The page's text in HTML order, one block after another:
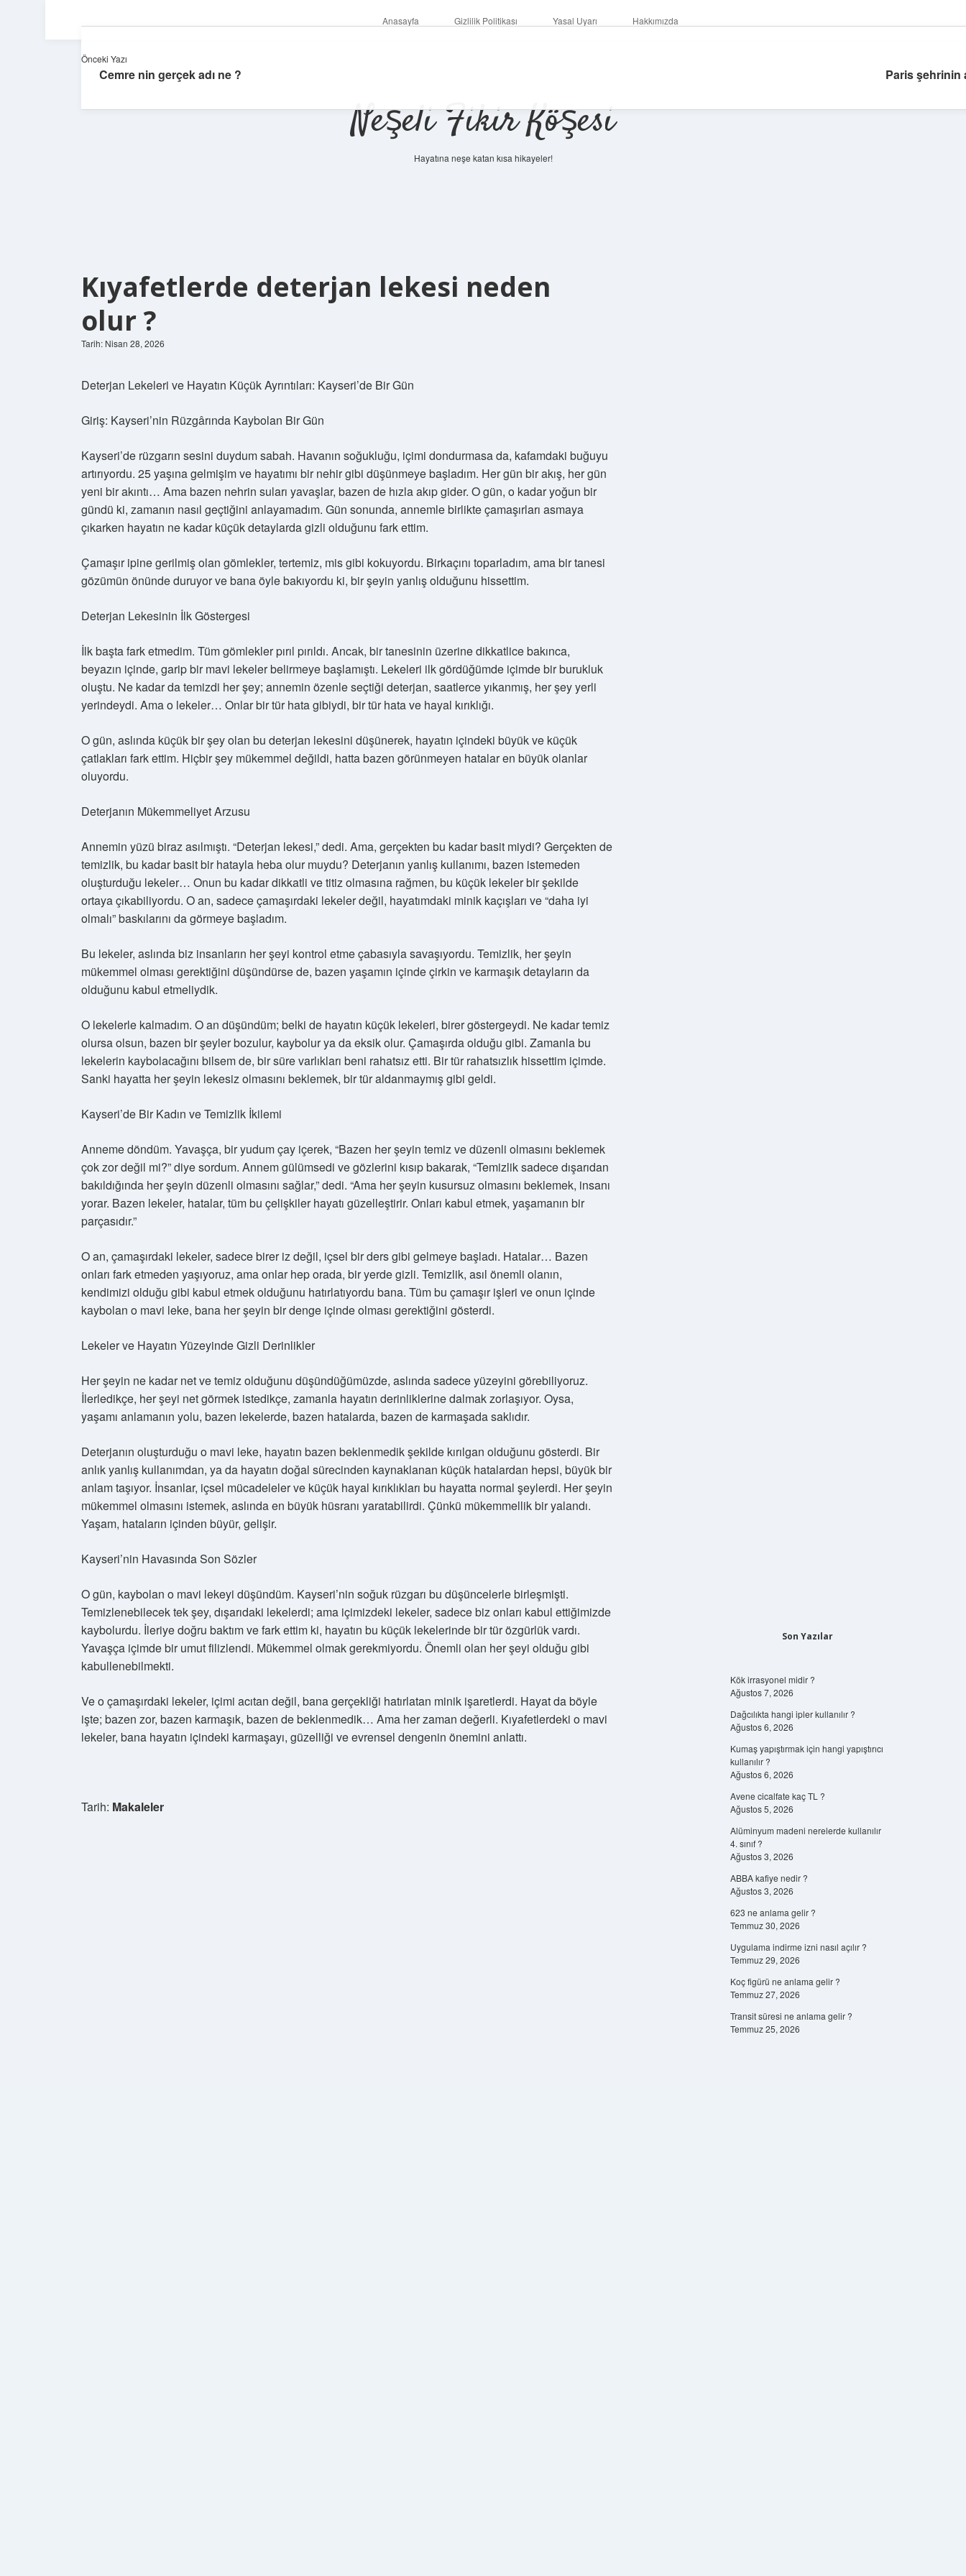
Anasayfa Gizlilik Politikası Yasal Uyarı Hakkımızda
Neşeli Fikir Köşesi
Hayatına neşe katan kısa hikayeler!
Kıyafetlerde deterjan lekesi neden
olur ?
Tarih: Nisan 28, 2026
Deterjan Lekeleri ve Hayatın Küçük Ayrıntıları: Kayseri’de Bir Gün
Giriş: Kayseri’nin Rüzgârında Kaybolan Bir Gün
Kayseri’de rüzgarın sesini duydum sabah. Havanın soğukluğu, içimi dondurmasa da, kafamdaki buğuyu
artırıyordu. 25 yaşına gelmişim ve hayatımı bir nehir gibi düşünmeye başladım. Her gün bir akış, her gün
yeni bir akıntı… Ama bazen nehrin suları yavaşlar, bazen de hızla akıp gider. O gün, o kadar yoğun bir
gündü ki, zamanın nasıl geçtiğini anlayamadım. Gün sonunda, annemle birlikte çamaşırları asmaya
çıkarken hayatın ne kadar küçük detaylarda gizli olduğunu fark ettim.
Çamaşır ipine gerilmiş olan gömlekler, tertemiz, mis gibi kokuyordu. Birkaçını toparladım, ama bir tanesi
gözümün önünde duruyor ve bana öyle bakıyordu ki, bir şeyin yanlış olduğunu hissettim.
Deterjan Lekesinin İlk Göstergesi
İlk başta fark etmedim. Tüm gömlekler pırıl pırıldı. Ancak, bir tanesinin üzerine dikkatlice bakınca,
beyazın içinde, garip bir mavi lekeler belirmeye başlamıştı. Lekeleri ilk gördüğümde içimde bir burukluk
oluştu. Ne kadar da temizdi her şey; annemin özenle seçtiği deterjan, saatlerce yıkanmış, her şey yerli
yerindeydi. Ama o lekeler… Onlar bir tür hata gibiydi, bir tür hata ve hayal kırıklığı.
O gün, aslında küçük bir şey olan bu deterjan lekesini düşünerek, hayatın içindeki büyük ve küçük
çatlakları fark ettim. Hiçbir şey mükemmel değildi, hatta bazen görünmeyen hatalar en büyük olanlar
oluyordu.
Deterjanın Mükemmeliyet Arzusu
Annemin yüzü biraz asılmıştı. “Deterjan lekesi,” dedi. Ama, gerçekten bu kadar basit miydi? Gerçekten de
temizlik, bu kadar basit bir hatayla heba olur muydu? Deterjanın yanlış kullanımı, bazen istemeden
oluşturduğu lekeler… Onun bu kadar dikkatli ve titiz olmasına rağmen, bu küçük lekeler bir şekilde
ortaya çıkabiliyordu. O an, sadece çamaşırdaki lekeler değil, hayatımdaki minik kaçışları ve “daha iyi
olmalı” baskılarını da görmeye başladım.
Bu lekeler, aslında biz insanların her şeyi kontrol etme çabasıyla savaşıyordu. Temizlik, her şeyin
mükemmel olması gerektiğini düşündürse de, bazen yaşamın içinde çirkin ve karmaşık detayların da
olduğunu kabul etmeliydik.
O lekelerle kalmadım. O an düşündüm; belki de hayatın küçük lekeleri, birer göstergeydi. Ne kadar temiz
olursa olsun, bazen bir şeyler bozulur, kaybolur ya da eksik olur. Çamaşırda olduğu gibi. Zamanla bu
lekelerin kaybolacağını bilsem de, bir süre varlıkları beni rahatsız etti. Bir tür rahatsızlık hissettim içimde.
Sanki hayatta her şeyin lekesiz olmasını beklemek, bir tür aldanmaymış gibi geldi.
Kayseri’de Bir Kadın ve Temizlik İkilemi
Anneme döndüm. Yavaşça, bir yudum çay içerek, “Bazen her şeyin temiz ve düzenli olmasını beklemek
çok zor değil mi?” diye sordum. Annem gülümsedi ve gözlerini kısıp bakarak, “Temizlik sadece dışarıdan
bakıldığında her şeyin düzenli olmasını sağlar,” dedi. “Ama her şeyin kusursuz olmasını beklemek, insanı
yorar. Bazen lekeler, hatalar, tüm bu çelişkiler hayatı güzelleştirir. Onları kabul etmek, yaşamanın bir
parçasıdır.”
O an, çamaşırdaki lekeler, sadece birer iz değil, içsel bir ders gibi gelmeye başladı. Hatalar… Bazen
onları fark etmeden yaşıyoruz, ama onlar hep orada, bir yerde gizli. Temizlik, asıl önemli olanın,
kendimizi olduğu gibi kabul etmek olduğunu hatırlatıyordu bana. Tüm bu çamaşır işleri ve onun içinde
kaybolan o mavi leke, bana her şeyin bir denge içinde olması gerektiğini gösterdi.
Lekeler ve Hayatın Yüzeyinde Gizli Derinlikler
Her şeyin ne kadar net ve temiz olduğunu düşündüğümüzde, aslında sadece yüzeyini görebiliyoruz.
İlerledikçe, her şeyi net görmek istedikçe, zamanla hayatın derinliklerine dalmak zorlaşıyor. Oysa,
yaşamı anlamanın yolu, bazen lekelerde, bazen hatalarda, bazen de karmaşada saklıdır.
Deterjanın oluşturduğu o mavi leke, hayatın bazen beklenmedik şekilde kırılgan olduğunu gösterdi. Bir
anlık yanlış kullanımdan, ya da hayatın doğal sürecinden kaynaklanan küçük hatalardan hepsi, büyük bir
anlam taşıyor. İnsanlar, içsel mücadeleler ve küçük hayal kırıklıkları bu hayatta normal şeylerdi. Her şeyin
mükemmel olmasını istemek, aslında en büyük hüsranı yaratabilirdi. Çünkü mükemmellik bir yalandı.
Yaşam, hataların içinden büyür, gelişir.
Kayseri’nin Havasında Son Sözler
O gün, kaybolan o mavi lekeyi düşündüm. Kayseri’nin soğuk rüzgarı bu düşüncelerle birleşmişti.
Temizlenebilecek tek şey, dışarıdaki lekelerdi; ama içimizdeki lekeler, sadece biz onları kabul ettiğimizde
kaybolurdu. İleriye doğru baktım ve fark ettim ki, hayatın bu küçük lekelerinde bir tür özgürlük vardı.
Yavaşça içimde bir umut filizlendi. Mükemmel olmak gerekmiyordu. Önemli olan her şeyi olduğu gibi
kabullenebilmekti.
Ve o çamaşırdaki lekeler, içimi acıtan değil, bana gerçekliği hatırlatan minik işaretlerdi. Hayat da böyle
işte; bazen zor, bazen karmaşık, bazen de beklenmedik… Ama her zaman değerli. Kıyafetlerdeki o mavi
lekeler, bana hayatın içindeki karmaşayı, güzelliği ve evrensel dengenin önemini anlattı.
Tarih: Makaleler
Önceki Yazı
Cemre nin gerçek adı ne ? Paris şehrinin
Son Yazılar
Kök irrasyonel midir ?
Ağustos 7, 2026
Dağcılıkta hangi ipler kullanılır ?
Ağustos 6, 2026
Kumaş yapıştırmak için hangi yapıştırıcı
kullanılır ?
Ağustos 6, 2026
Avene cicalfate kaç TL ?
Ağustos 5, 2026
Alüminyum madeni nerelerde kullanılır
4. sınıf ?
Ağustos 3, 2026
ABBA kafiye nedir ?
Ağustos 3, 2026
623 ne anlama gelir ?
Temmuz 30, 2026
Uygulama indirme izni nasıl açılır ?
Temmuz 29, 2026
Koç figürü ne anlama gelir ?
Temmuz 27, 2026
Transit süresi ne anlama gelir ?
Temmuz 25, 2026